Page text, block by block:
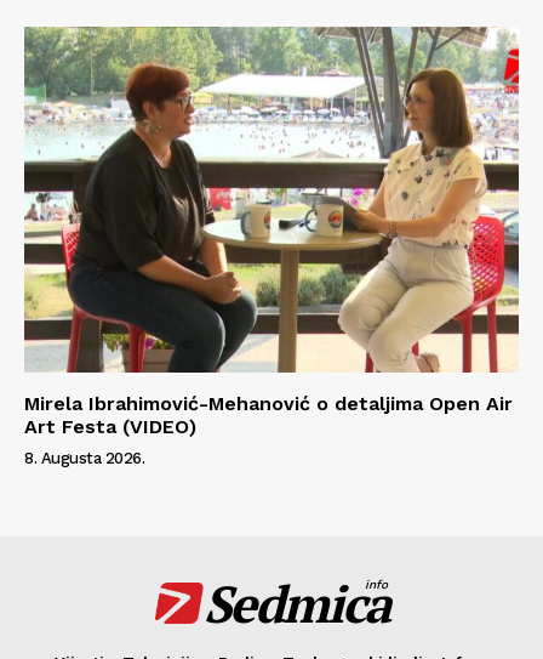
Mirela Ibrahimović-Mehanović o detaljima Open Air
Art Festa (VIDEO)
8. Augusta 2026.
Sedmica
info